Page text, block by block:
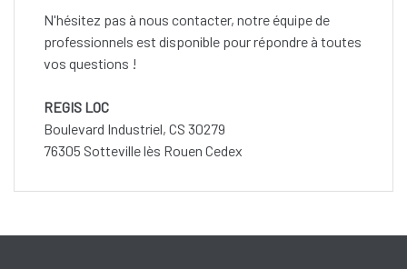
N'hésitez pas à nous contacter, notre équipe de
professionnels est disponible pour répondre à toutes
vos questions !
REGIS LOC
Boulevard Industriel, CS 30279
76305 Sotteville lès Rouen Cedex